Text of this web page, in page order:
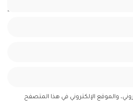
والموقع الإلكتروني في هذا المتصفح